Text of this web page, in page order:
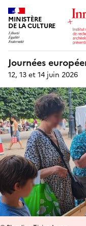
MINISTÈRE
DE LA CULTURE
Journées
12, 13 et 14 juin 2026